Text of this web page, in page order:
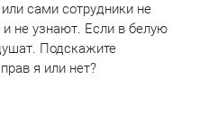
сами сотрудники не
не узнают. Если в белую
Подскажите
я или нет?